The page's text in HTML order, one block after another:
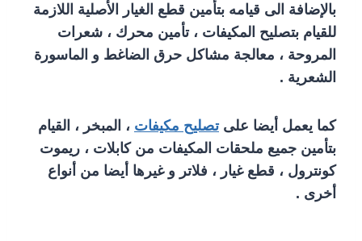
بالإضافة الى قيامه بتأمين قطع الغيار الأصلية اللازمة
للقيام بتصليح المكيفات ، تأمين محرك ، شعرات
المروحة ، معالجة مشاكل حرق الضاغط و الماسورة
الشعرية .
كما يعمل أيضا علىتصليح مكيفات ، المبخر ، القيام
بتأمين جميع ملحقات المكيفات من كابلات ، ريموت
كونترول ، قطع غيار ، فلاتر و غيرها أيضا من أنواع
أخرى .